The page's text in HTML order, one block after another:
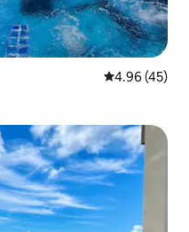
平均评分
4.96 (45)